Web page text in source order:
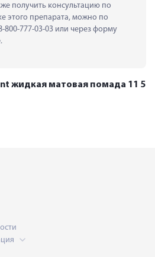
получить консультацию по
этого препарата, можно по
800-777-03-03 или через форму
жидкая матовая помада 11 5